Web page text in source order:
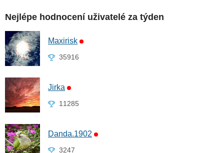
Nejlépe hodnocení uživatelé za týden
Maxirisk
35916
Jirka
11285
Danda.1902
3247